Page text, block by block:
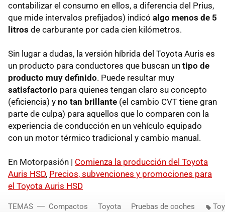
contabilizar el consumo en ellos, a diferencia del Prius,
que mide intervalos prefijados) indicó algo menos de 5
litros de carburante por cada cien kilómetros.
Sin lugar a dudas, la versión híbrida del Toyota Auris es
un producto para conductores que buscan un tipo de
producto muy definido. Puede resultar muy
satisfactorio para quienes tengan claro su concepto
(eficiencia) y no tan brillante (el cambio CVT tiene gran
parte de culpa) para aquellos que lo comparen con la
experiencia de conducción en un vehículo equipado
con un motor térmico tradicional y cambio manual.
En Motorpasión | Comienza la producción del Toyota
Auris HSD, Precios, subvenciones y promociones para
el Toyota Auris HSD
TEMAS Compactos Toyota Pruebas de coches